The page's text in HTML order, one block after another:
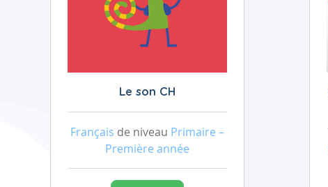
Le son CH
Français de niveau Primaire –
Première année